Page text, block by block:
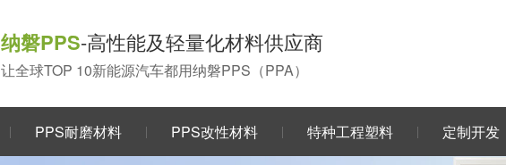
纳磐PPS-高性能及轻量化材料供应商
让全球TOP 10新能源汽车都用纳磐PPS（PPA）
PPS耐磨材料 PPS改性材料 特种工程塑料 定制开发